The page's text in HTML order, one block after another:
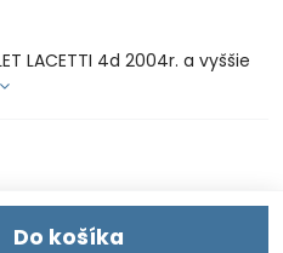
LACETTI 4d 2004r. a vyššie
Do košíka